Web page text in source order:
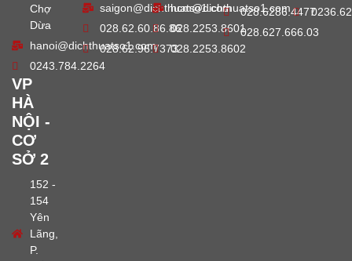
Chợ
Dừa
hanoi@dichthuatso1.com
0243.784.2264
VP
HÀ
NỘI -
CƠ
SỞ 2
152 -
154
Yên
Lãng,
P.
saigon@dichthuatso1.com
028.62.60.86.86
028.62.96.7373
hcm@dichthuatso1.com
028.2253.8601
028.2253.8602
028.6286.4477
028.627.666.03